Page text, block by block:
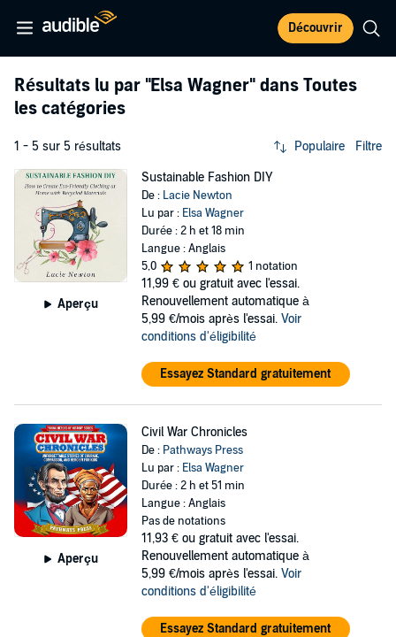
Découvrir
Résultats lu par "Elsa Wagner" dans Toutes
les catégories
1 - 5 sur 5 résultats Populaire Filtre
Aperçu
Sustainable Fashion DIY
De : Lacie Newton
Lu par : Elsa Wagner
Durée : 2 h et 18 min
Langue : Anglais
5,0
1 notation
11,99 € ou gratuit avec l'essai.
Renouvellement automatique à
5,99 €/mois après l'essai. Voir
conditions d'éligibilité
Essayez Standard gratuitement
Aperçu
Civil War Chronicles
De : Pathways Press
Lu par : Elsa Wagner
Durée : 2 h et 51 min
Langue : Anglais
Pas de notations
11,93 € ou gratuit avec l'essai.
Renouvellement automatique à
5,99 €/mois après l'essai. Voir
conditions d'éligibilité
Essayez Standard gratuitement